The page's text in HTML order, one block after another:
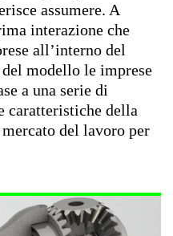
assumere. A
interazione che
all’interno del
modello le imprese
a una serie di
caratteristiche della
del lavoro per